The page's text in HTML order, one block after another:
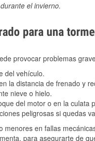
el invierno.
para una
provocar problemas
del vehículo.
la distancia de frenado y
nieve o hielo.
del motor o en la culata
peligrosas si quedas
en fallas
para asegurarte de